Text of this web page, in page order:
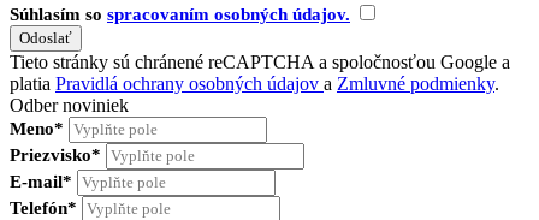
Súhlasím so spracovaním osobných údajov.
Tieto stránky sú chránené reCAPTCHA a spoločnosťou Google a
platia Pravidlá ochrany osobných údajov a Zmluvné podmienky.
Odber noviniek
Meno*
Priezvisko*
E-mail*
Telefón*